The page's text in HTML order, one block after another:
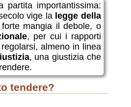
partita importantissima:
vige la legge della
mangia il debole, o
, per cui i rapporti
almeno in linea
, una giustizia che
tendere?